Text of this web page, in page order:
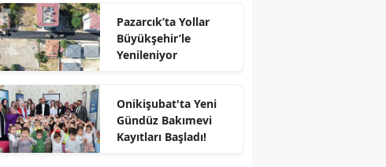
Pazarcık’ta Yollar
Büyükşehir’le
Yenileniyor
Onikişubat'ta Yeni
Gündüz Bakımevi
Kayıtları Başladı!